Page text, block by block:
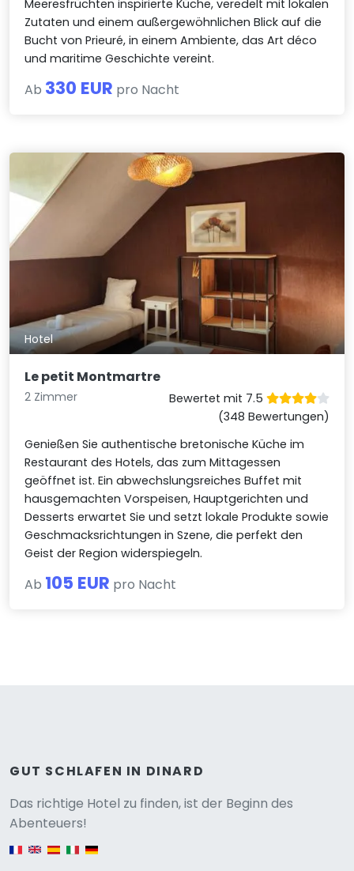
Meeresfrüchten inspirierte Küche, veredelt mit lokalen
Zutaten und einem außergewöhnlichen Blick auf die
Bucht von Prieuré, in einem Ambiente, das Art déco
und maritime Geschichte vereint.
Ab 330 EUR pro Nacht
Hotel
Le petit Montmartre
2 Zimmer
Bewertet mit 7.5
(348 Bewertungen)
Genießen Sie authentische bretonische Küche im
Restaurant des Hotels, das zum Mittagessen
geöffnet ist. Ein abwechslungsreiches Buffet mit
hausgemachten Vorspeisen, Hauptgerichten und
Desserts erwartet Sie und setzt lokale Produkte sowie
Geschmacksrichtungen in Szene, die perfekt den
Geist der Region widerspiegeln.
Ab 105 EUR pro Nacht
GUT SCHLAFEN IN DINARD
Das richtige Hotel zu finden, ist der Beginn des
Abenteuers!